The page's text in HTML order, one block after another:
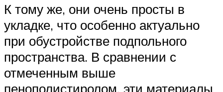
К тому же, они очень просты в
укладке, что особенно актуально
при обустройстве подпольного
пространства. В сравнении с
отмеченным выше
пенополистиролом, эти материалы